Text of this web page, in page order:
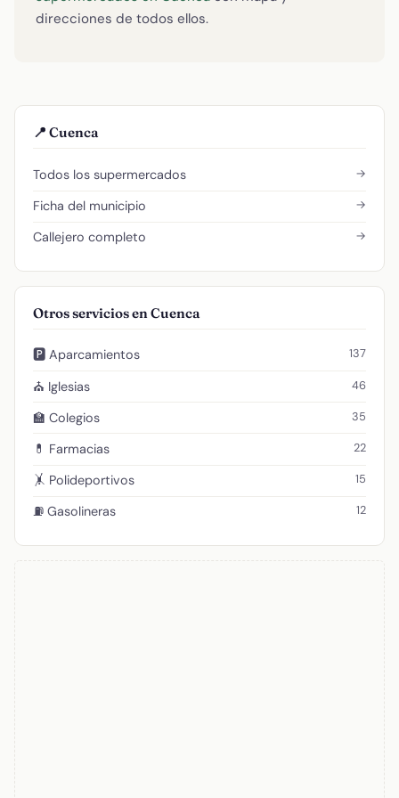
direcciones de todos ellos.
📍 Cuenca
Todos los supermercados →
Ficha del municipio →
Callejero completo →
Otros servicios en Cuenca
🅿️ Aparcamientos 137
⛪ Iglesias 46
🏫 Colegios 35
💊 Farmacias 22
🤸 Polideportivos 15
⛽ Gasolineras 12